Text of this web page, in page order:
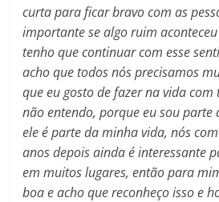
curta para ficar bravo com as
importante se algo ruim
tenho que continuar com esse
acho que todos nós precisamos
que eu gosto de fazer na vida
não entendo, porque eu sou parte
ele é parte da minha vida, nós
anos depois ainda é interessante
em muitos lugares, então para
boa e acho que reconheço isso e